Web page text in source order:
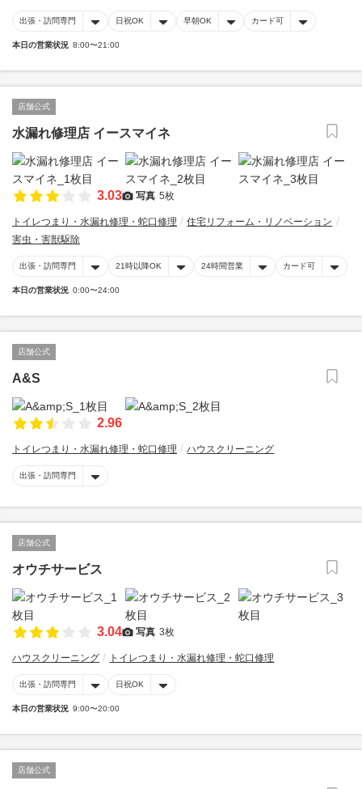
出張・訪問専門 日祝OK 早朝OK カード可
本日の営業状況 8:00〜21:00
店舗公式
水漏れ修理店 イースマイネ
3.03 写真 5枚
トイレつまり・水漏れ修理・蛇口修理
住宅リフォーム・リノベーション
害虫・害獣駆除
出張・訪問専門 21時以降OK 24時間営業 カード可
本日の営業状況 0:00〜24:00
店舗公式
A&S
2.96
トイレつまり・水漏れ修理・蛇口修理 ハウスクリーニング
出張・訪問専門
店舗公式
オウチサービス
3.04 写真 3枚
ハウスクリーニング トイレつまり・水漏れ修理・蛇口修理
出張・訪問専門 日祝OK
本日の営業状況 9:00〜20:00
店舗公式